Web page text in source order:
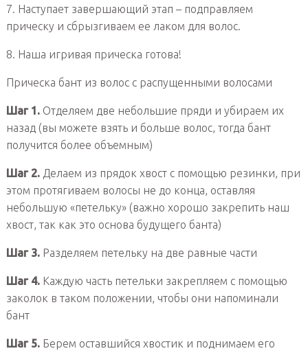
7. Наступает завершающий этап – подправляем
прическу и сбрызгиваем ее лаком для волос.
8. Наша игривая прическа готова!
Прическа бант из волос с распущенными волосами
Шаг 1.Отделяем две небольшие пряди и убираем их
назад (вы можете взять и больше волос, тогда бант
получится более объемным)
Шаг 2.Делаем из прядок хвост с помощью резинки, при
этом протягиваем волосы не до конца, оставляя
небольшую «петельку» (важно хорошо закрепить наш
хвост, так как это основа будущего банта)
Шаг 3.Разделяем петельку на две равные части
Шаг 4.Каждую часть петельки закрепляем с помощью
заколок в таком положении, чтобы они напоминали
бант
Шаг 5.Берем оставшийся хвостик и поднимаем его